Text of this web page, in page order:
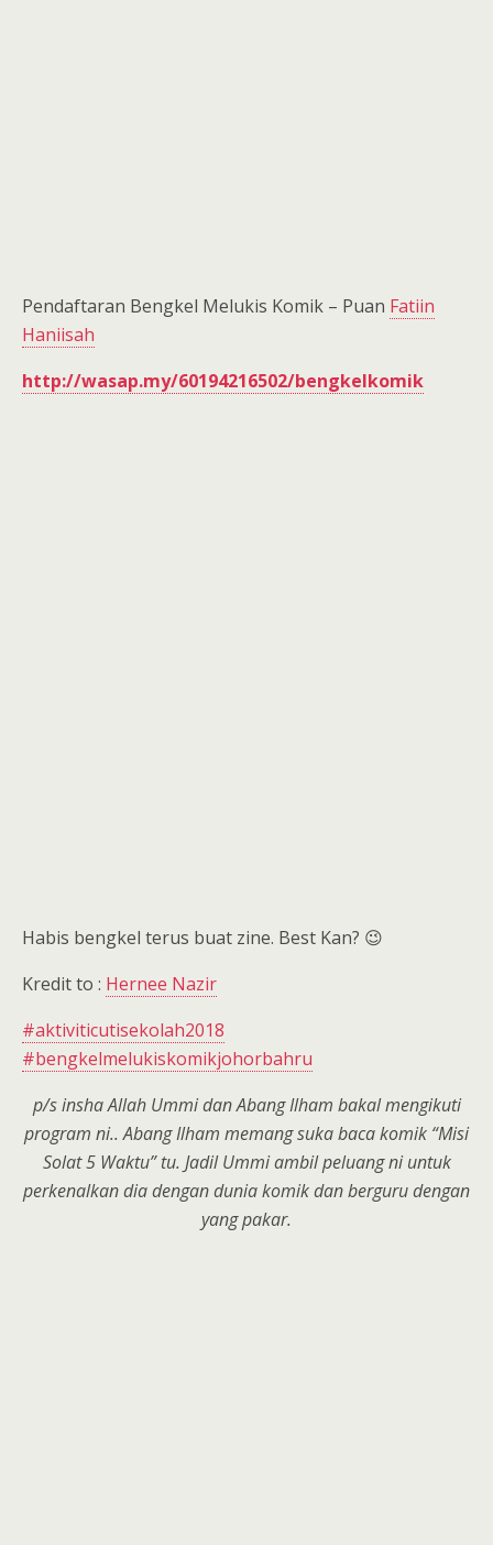
Pendaftaran Bengkel Melukis Komik – Puan Fatiin
Haniisah
http://wasap.my/60194216502/bengkelkomik
Habis bengkel terus buat zine. Best Kan? 😉
Kredit to : Hernee Nazir
#aktiviticutisekolah2018
#bengkelmelukiskomikjohorbahru
p/s insha Allah Ummi dan Abang Ilham bakal mengikuti
program ni.. Abang Ilham memang suka baca komik “Misi
Solat 5 Waktu” tu. Jadil Ummi ambil peluang ni untuk
perkenalkan dia dengan dunia komik dan berguru dengan
yang pakar.